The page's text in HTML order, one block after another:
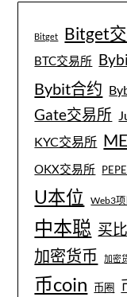
Bitget Bitget
BTC交易所
Bybit合约
Gate交易所
KYC交易所
OKX交易所
U本位 Web3项
中本聪 买
加密货币 加密
币coin 币圈